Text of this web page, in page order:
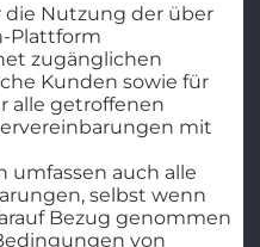
die Nutzung der über
Plattform
zugänglichen
Kunden sowie für
alle getroffenen
mit
umfassen auch alle
selbst wenn
Bezug genommen
von